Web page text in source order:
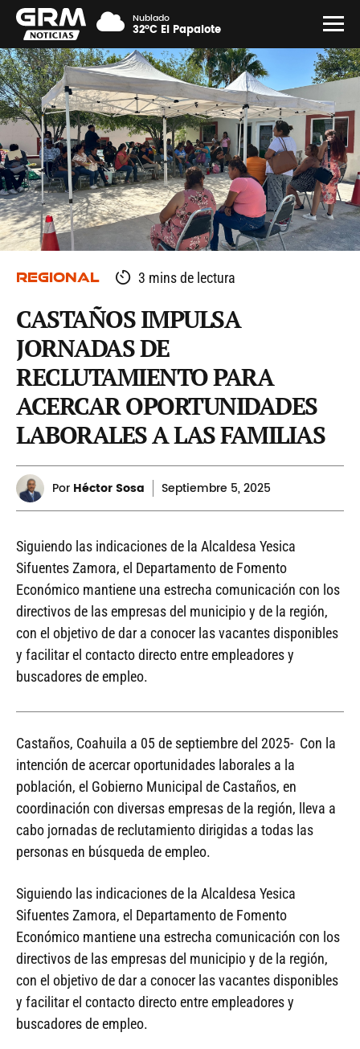
Nublado
32°C El Papalote
REGIONAL 3 mins de lectura
CASTAÑOS IMPULSA
JORNADAS DE
RECLUTAMIENTO PARA
ACERCAR OPORTUNIDADES
LABORALES A LAS FAMILIAS
Por Héctor Sosa Septiembre 5, 2025
Siguiendo las indicaciones de la Alcaldesa Yesica
Sifuentes Zamora, el Departamento de Fomento
Económico mantiene una estrecha comunicación con los
directivos de las empresas del municipio y de la región,
con el objetivo de dar a conocer las vacantes disponibles
y facilitar el contacto directo entre empleadores y
buscadores de empleo.
Castaños, Coahuila a 05 de septiembre del 2025- Con la
intención de acercar oportunidades laborales a la
población, el Gobierno Municipal de Castaños, en
coordinación con diversas empresas de la región, lleva a
cabo jornadas de reclutamiento dirigidas a todas las
personas en búsqueda de empleo.
Siguiendo las indicaciones de la Alcaldesa Yesica
Sifuentes Zamora, el Departamento de Fomento
Económico mantiene una estrecha comunicación con los
directivos de las empresas del municipio y de la región,
con el objetivo de dar a conocer las vacantes disponibles
y facilitar el contacto directo entre empleadores y
buscadores de empleo.